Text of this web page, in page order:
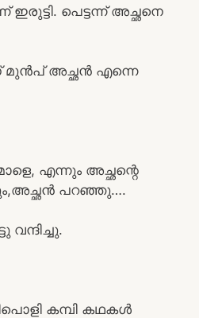
പെട്ടന്ന് അച്ഛനെ
മുൻപ് അച്ഛൻ എന്നെ
എന്നും അച്ഛന്റെ
പറഞ്ഞു….
കമ്പി കഥകൾ